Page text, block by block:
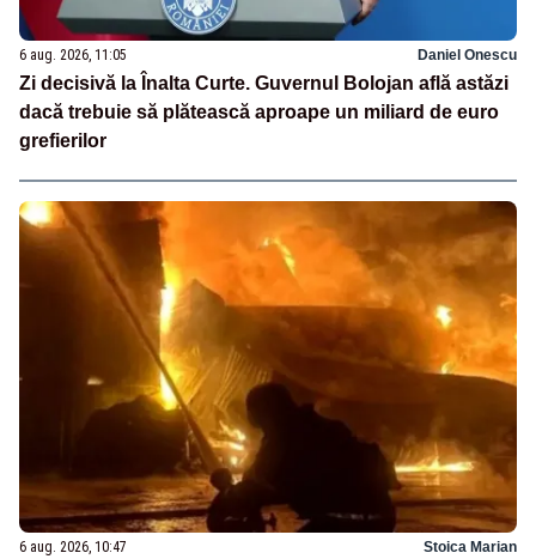
6 aug. 2026, 11:05 Daniel Onescu
Zi decisivă la Înalta Curte. Guvernul Bolojan află astăzi
dacă trebuie să plătească aproape un miliard de euro
grefierilor
6 aug. 2026, 10:47 Stoica Marian